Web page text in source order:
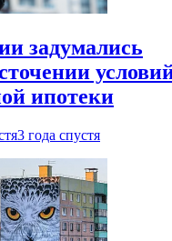
задумались
ипотеки
3 года спустя